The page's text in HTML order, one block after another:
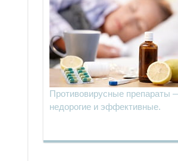
Противовирусные препараты
недорогие и эффективные.